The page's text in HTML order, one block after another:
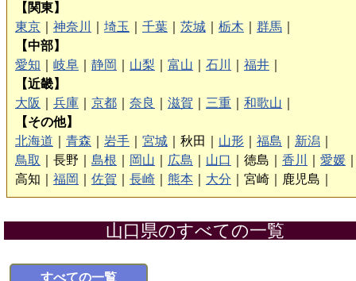
【関東】
東京
神奈川 埼玉 千葉 茨城 栃木 群馬
【中部】
愛知
岐阜 静岡 山梨 富山 石川 福井
【近畿】
大阪
兵庫 京都 奈良 滋賀 三重 和歌山
【その他】
北海道
青森 岩手 宮城 秋田｜ 山形 福島 新潟
鳥取
長野｜ 島根 岡山 広島 山口 徳島｜ 香川 愛媛
高知｜ 福岡 佐賀 長崎 熊本 大分 宮崎｜ 鹿児島｜
山口県のすべての一覧
すべての一覧